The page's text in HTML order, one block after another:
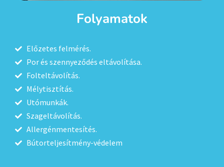
Folyamatok
Előzetes felmérés.
Por és szennyeződés eltávolítása.
Folteltávolítás.
Mélytisztítás.
Utómunkák.
Szageltávolítás.
Allergénmentesítés.
Bútorteljesítmény-védelem